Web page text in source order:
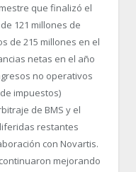
que finalizó el
121 millones de
de 215 millones en el
netas en el año
no operativos
impuestos)
de BMS y el
restantes
con Novartis.
mejorando